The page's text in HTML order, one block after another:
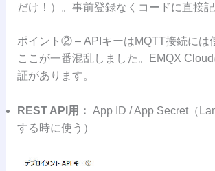
だけ！）。事前登録なくコードに直接記
ポイント② – APIキーはMQTT接続には
ここが一番混乱しました。EMQX
証があります。
REST API用： App ID / App Secret（
する時に使う）